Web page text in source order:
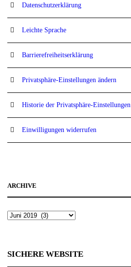
Datenschutzerklärung
Leichte Sprache
Barrierefreiheitserklärung
Privatsphäre-Einstellungen ändern
Historie der Privatsphäre-Einstellungen
Einwilligungen widerrufen
ARCHIVE
SICHERE WEBSITE